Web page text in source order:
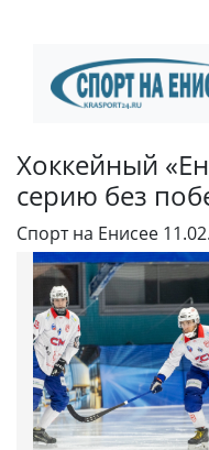
Хоккейный
серию без
Спорт на Енисее